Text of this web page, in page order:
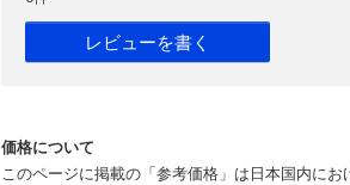
レビューを書く
価格について
このページに掲載の「参考価格」は日本国内に